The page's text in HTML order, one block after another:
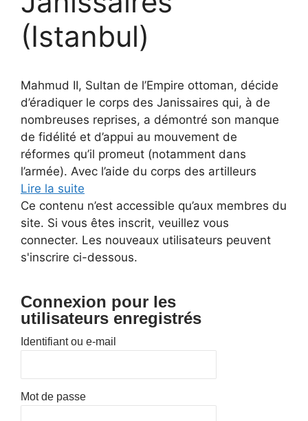
(Istanbul)
Mahmud II, Sultan de l’Empire ottoman, décide
d’éradiquer le corps des Janissaires qui, à de
nombreuses reprises, a démontré son manque
de fidélité et d’appui au mouvement de
réformes qu’il promeut (notamment dans
l’armée). Avec l’aide du corps des artilleurs
Lire la suite
Ce contenu n’est accessible qu’aux membres du
site. Si vous êtes inscrit, veuillez vous
connecter. Les nouveaux utilisateurs peuvent
s'inscrire ci-dessous.
Connexion pour les
utilisateurs enregistrés
Identifiant ou e-mail
Mot de passe